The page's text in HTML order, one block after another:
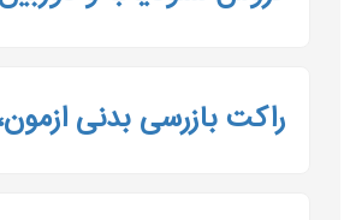
راکت بازرسی بدنی